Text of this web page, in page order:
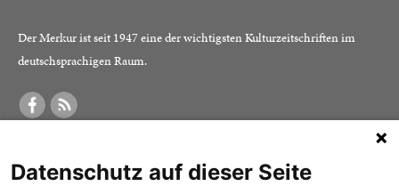
Der Merkur ist seit 1947 eine der wichtigsten Kulturzeitschriften im
deutschsprachigen Raum.
Was ist der Merkur?
Alle Abos im Überblick Impressum
Datenschutz auf dieser Seite